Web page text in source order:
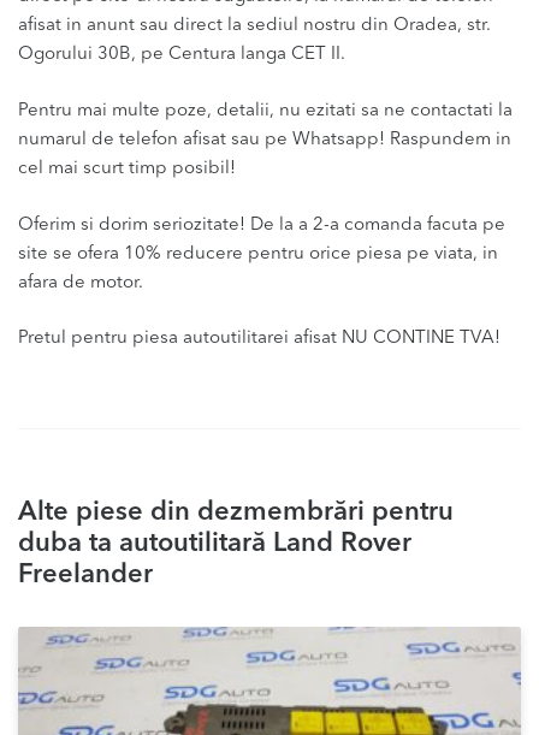
afisat in anunt sau direct la sediul nostru din Oradea, str.
Ogorului 30B, pe Centura langa CET II.
Pentru mai multe poze, detalii, nu ezitati sa ne contactati la
numarul de telefon afisat sau pe Whatsapp! Raspundem in
cel mai scurt timp posibil!
Oferim si dorim seriozitate! De la a 2-a comanda facuta pe
site se ofera 10% reducere pentru orice piesa pe viata, in
afara de motor.
Pretul pentru piesa autoutilitarei afisat NU CONTINE TVA!
Alte piese din dezmembrări pentru
duba ta autoutilitară Land Rover
Freelander